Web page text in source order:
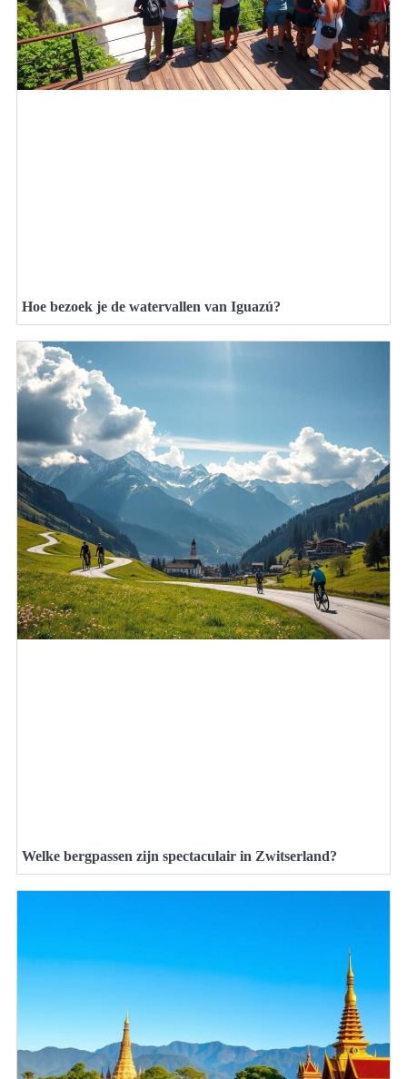
Hoe bezoek je de watervallen van Iguazú?
Welke bergpassen zijn spectaculair in Zwitserland?